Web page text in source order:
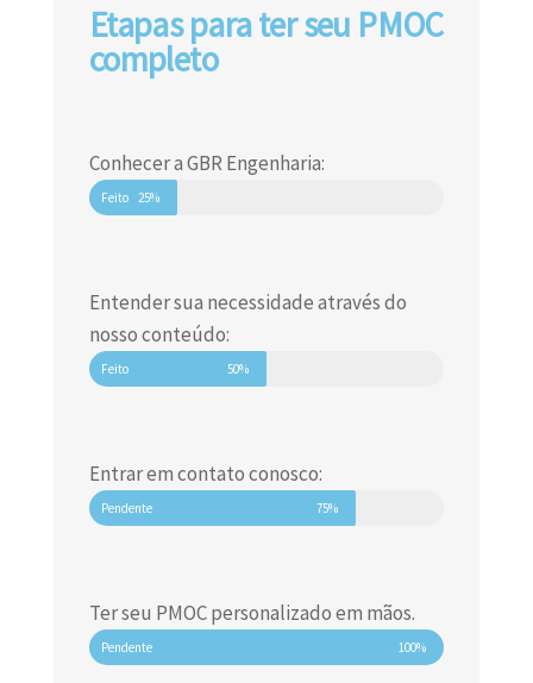
Etapas para ter seu PMOC
completo
Conhecer a GBR Engenharia:
Feito 25%
Entender sua necessidade através do
nosso conteúdo:
Feito 50%
Entrar em contato conosco:
Pendente 75%
Ter seu PMOC personalizado em mãos.
Pendente 100%